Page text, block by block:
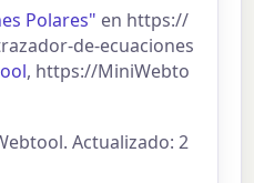
Polares" en https://
de-ecuaciones
, https://MiniWebto
Actualizado: 2